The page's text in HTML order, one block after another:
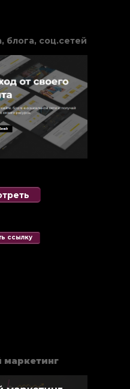
блога, соц.сетей
ссылку
маркетинг